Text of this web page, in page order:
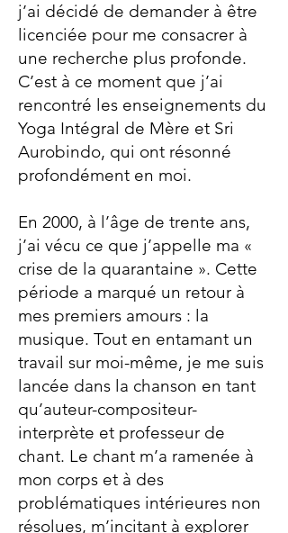
j’ai décidé de demander à être
licenciée pour me consacrer à
une recherche plus profonde.
C’est à ce moment que j’ai
rencontré les enseignements du
Yoga Intégral de Mère et Sri
Aurobindo, qui ont résonné
profondément en moi.
En 2000, à l’âge de trente ans,
j’ai vécu ce que j’appelle ma «
crise de la quarantaine ». Cette
période a marqué un retour à
mes premiers amours : la
musique. Tout en entamant un
travail sur moi-même, je me suis
lancée dans la chanson en tant
qu’auteur-compositeur-
interprète et professeur de
chant. Le chant m’a ramenée à
mon corps et à des
problématiques intérieures non
résolues, m’incitant à explorer